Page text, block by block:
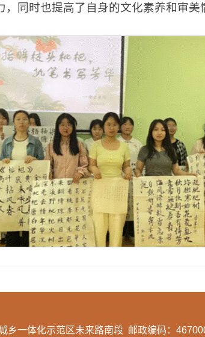
同时也提高了自身的文化素养和审美
乡一体化示范区未来路南段 邮政编码：